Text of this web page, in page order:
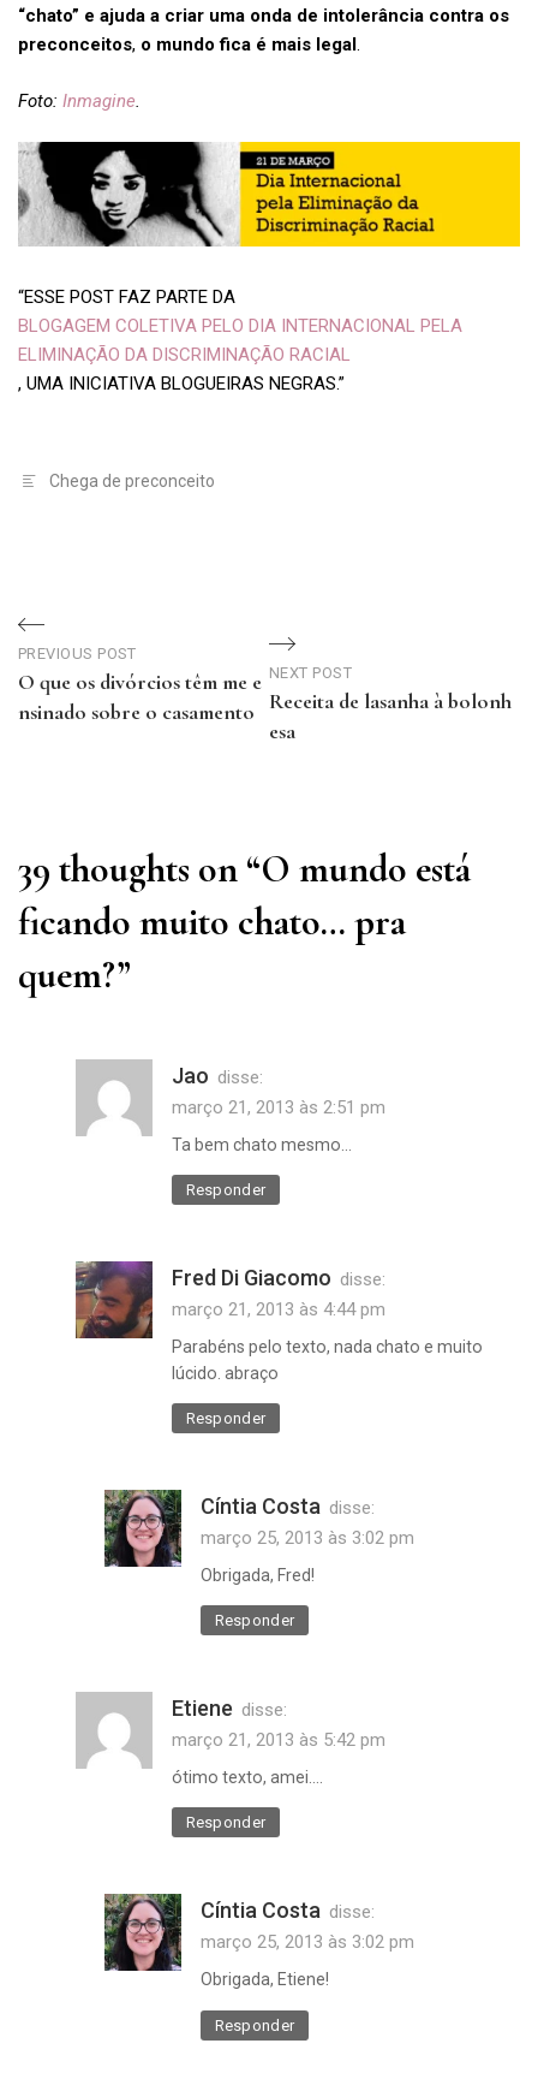
“chato” e ajuda a criar uma onda de intolerância contra os
preconceitos, o mundo fica é mais legal.
Foto: Inmagine.
“ESSE POST FAZ PARTE DA
BLOGAGEM COLETIVA PELO DIA INTERNACIONAL PELA
ELIMINAÇÃO DA DISCRIMINAÇÃO RACIAL
, UMA INICIATIVA BLOGUEIRAS NEGRAS.”
Chega de preconceito
Navegação
de
Post
PREVIOUS POST
O que os divórcios têm me e
nsinado sobre o casamento
NEXT POST
Receita de lasanha à bolonh
esa
39 thoughts on “O mundo está
ficando muito chato… pra
quem?”
Jao disse:
março 21, 2013 às 2:51 pm
Ta bem chato mesmo…
Responder
Fred Di Giacomo disse:
março 21, 2013 às 4:44 pm
Parabéns pelo texto, nada chato e muito
lúcido. abraço
Responder
Cíntia Costa disse:
março 25, 2013 às 3:02 pm
Obrigada, Fred!
Responder
Etiene disse:
março 21, 2013 às 5:42 pm
ótimo texto, amei….
Responder
Cíntia Costa disse:
março 25, 2013 às 3:02 pm
Obrigada, Etiene!
Responder